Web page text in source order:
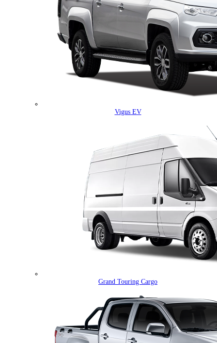
Vigus EV
Grand Touring Cargo